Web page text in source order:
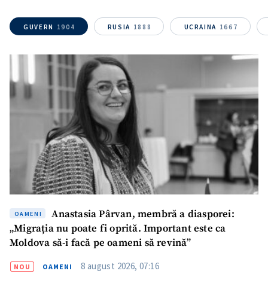
GUVERN 1904 RUSIA 1888 UCRAINA 1667
OAMENI
Anastasia Pârvan, membră a diasporei:
„Migrația nu poate fi oprită. Important este ca
Moldova să-i facă pe oameni să revină”
NOU OAMENI 8 august 2026, 07:16